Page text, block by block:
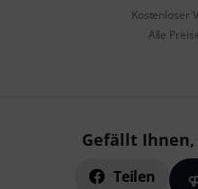
Kostenloser
Alle
Gefällt Ihnen,
Teilen